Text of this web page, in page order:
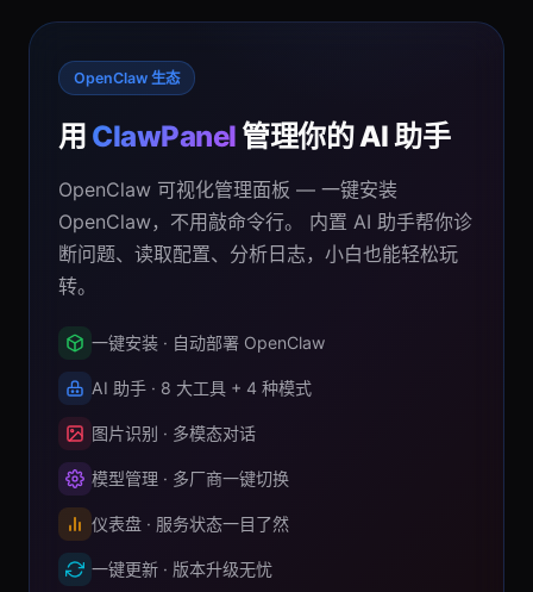
OpenClaw 生态
用 ClawPanel 管理你的 AI 助手
OpenClaw 可视化管理面板 — 一键安装
OpenClaw，不用敲命令行。 内置 AI 助手帮你诊
断问题、读取配置、分析日志，小白也能轻松玩
转。
一键安装 · 自动部署 OpenClaw
AI 助手 · 8 大工具 + 4 种模式
图片识别 · 多模态对话
模型管理 · 多厂商一键切换
仪表盘 · 服务状态一目了然
一键更新 · 版本升级无忧